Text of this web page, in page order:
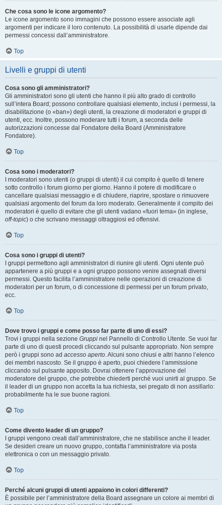
Che cosa sono le icone argomento?
Le icone argomento sono immagini che possono essere associate agli
argomenti per indicare il loro contenuto. La possibilità di usarle dipende dai
permessi concessi dall’amministratore.
Top
Livelli e gruppi di utenti
Cosa sono gli amministratori?
Gli amministratori sono gli utenti che hanno il più alto grado di controllo
sull’intera Board; possono controllare qualsiasi elemento, inclusi i permessi, la
disabilitazione (o «ban») degli utenti, la creazione di moderatori e gruppi di
utenti, ecc. Inoltre, possono moderare tutti i forum, a seconda delle
autorizzazioni concesse dal Fondatore della Board (Amministratore
Fondatore).
Top
Cosa sono i moderatori?
I moderatori sono utenti (o gruppi di utenti) il cui compito è quello di tenere
sotto controllo i forum giorno per giorno. Hanno il potere di modificare o
cancellare qualsiasi messaggio e di chiudere, riaprire, spostare o rimuovere
qualsiasi argomento del forum da loro moderato. Generalmente il compito dei
moderatori è quello di evitare che gli utenti vadano «fuori tema» (in inglese,
off-topic) o che scrivano messaggi oltraggiosi ed offensivi.
Top
Cosa sono i gruppi di utenti?
I gruppi permettono agli amministratori di riunire gli utenti. Ogni utente può
appartenere a più gruppi e a ogni gruppo possono venire assegnati diversi
permessi. Questo facilita l’amministratore nelle operazioni di creazione di
moderatori per un forum, o di concessione di permessi per un forum privato,
ecc.
Top
Dove trovo i gruppi e come posso far parte di uno di essi?
Trovi i gruppi nella sezione Gruppi nel Pannello di Controllo Utente. Se vuoi far
parte di uno di questi procedi cliccando sul pulsante appropriato. Non sempre
però i gruppi sono ad accesso aperto. Alcuni sono chiusi e altri hanno l’elenco
dei membri nascosto. Se il gruppo è aperto, puoi chiedere l’ammissione
cliccando sul pulsante apposito. Dovrai ottenere l’approvazione del
moderatore del gruppo, che potrebbe chiederti perché vuoi unirti al gruppo. Se
il leader di un gruppo non accetta la tua richiesta, sei pregato di non assillarlo:
probabilmente ha le sue buone ragioni.
Top
Come divento leader di un gruppo?
I gruppi vengono creati dall’amministratore, che ne stabilisce anche il leader.
Se desideri creare un nuovo gruppo, contatta l’amministratore via posta
elettronica o con un messaggio privato.
Top
Perché alcuni gruppi di utenti appaiono in colori differenti?
È possibile per l’amministratore della Board assegnare un colore ai membri di